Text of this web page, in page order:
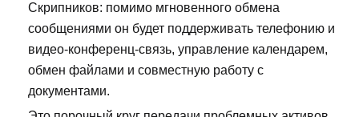
Скрипников: помимо мгновенного обмена
сообщениями он будет поддерживать телефонию и
видео-конференц-связь, управление календарем,
обмен файлами и совместную работу с
документами.